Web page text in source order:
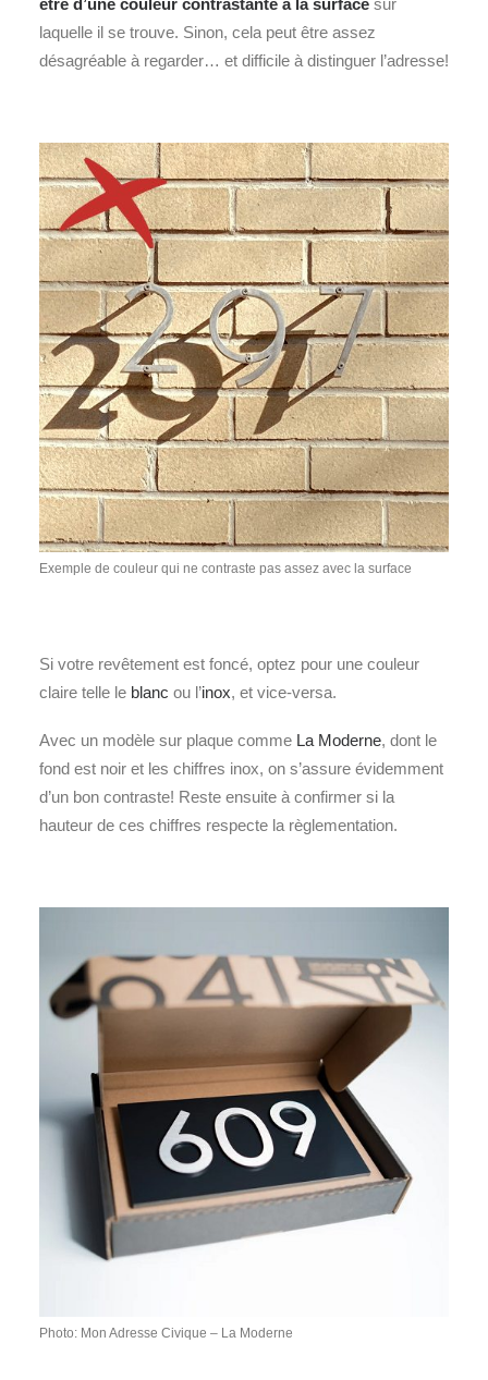
être d’une couleur contrastante à la surface sur
laquelle il se trouve. Sinon, cela peut être assez
désagréable à regarder… et difficile à distinguer l’adresse!
Exemple de couleur qui ne contraste pas assez avec la surface
Si votre revêtement est foncé, optez pour une couleur
claire telle le blanc ou l’inox, et vice-versa.
Avec un modèle sur plaque comme La Moderne, dont le
fond est noir et les chiffres inox, on s’assure évidemment
d’un bon contraste! Reste ensuite à confirmer si la
hauteur de ces chiffres respecte la règlementation.
Photo: Mon Adresse Civique – La Moderne